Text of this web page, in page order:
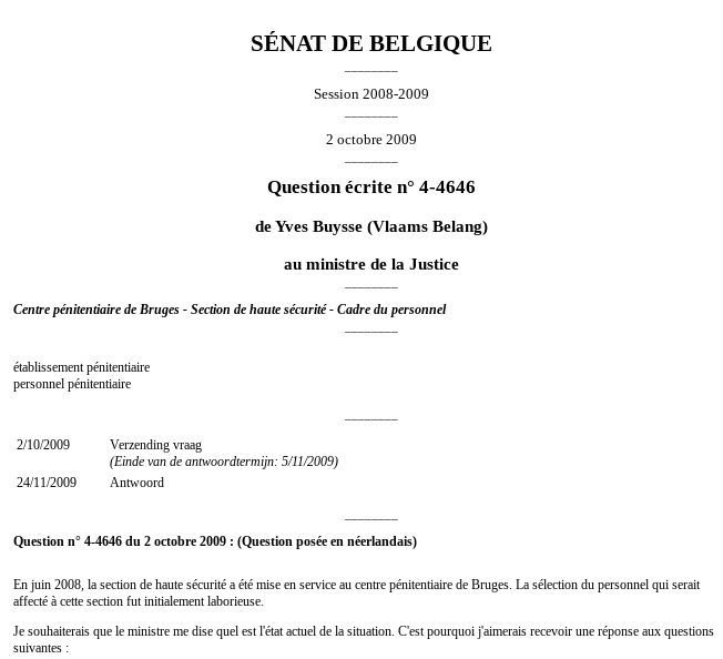
SÉNAT DE BELGIQUE
Session 2008-2009
2 octobre 2009
Question écrite n° 4-4646
deYves Buysse (Vlaams Belang)
au ministre de la Justice
Centre pénitentiaire de Bruges - Section de haute sécurité - Cadre du personnel
établissement pénitentiaire
personnel pénitentiaire
2/10/2009
Verzending vraag
(Einde van de antwoordtermijn: 5/11/2009)
24/11/2009
Antwoord
Question n° 4-4646 du 2 octobre 2009 : (Question posée en néerlandais)
En juin 2008, la section de haute sécurité a été mise en service au centre pénitentiaire de Bruges. La sélection du personnel qui serait
affecté à cette section fut initialement laborieuse.
Je souhaiterais que le ministre me dise quel est l'état actuel de la situation. C'est pourquoi j'aimerais recevoir une réponse aux questions
suivantes :